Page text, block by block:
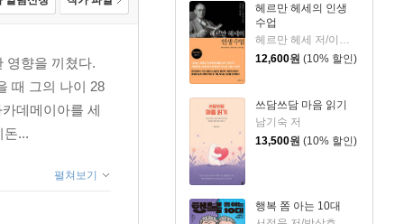
헤르만 헤세의 인생
수업
12,600원 (10% 할인)
쓰담쓰담 마음 읽기
남기숙 저
13,500원 (10% 할인)
행복 쫌 아는 10대
영향을 끼쳤다.
때 그의 나이 28
데메이아를 세
돈...
펼쳐보기